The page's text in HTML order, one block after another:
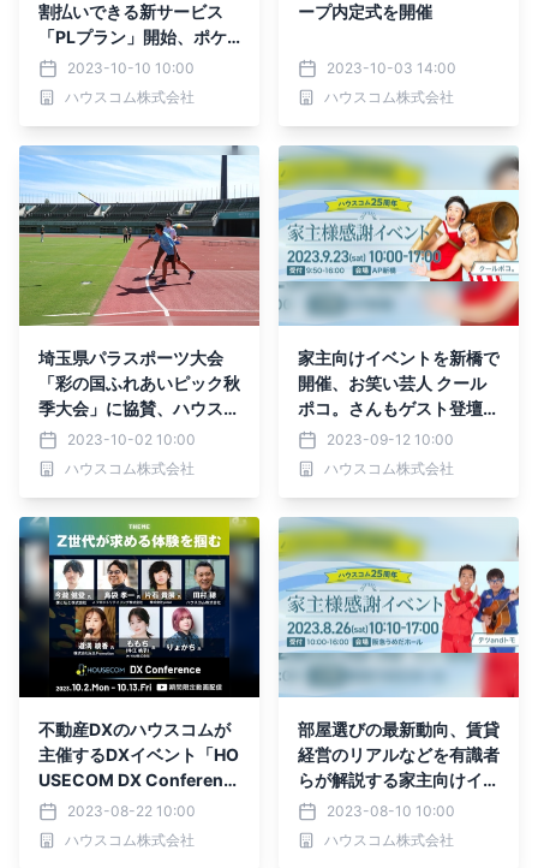
割払いできる新サービス
「PLプラン」開始、ポケ
ットカードと業務提携、ス
マホで完結するQR分割払
いを実現
2023-10-10 10:00
ハウスコム株式会社
ープ内定式を開催
2023-10-03 14:00
ハウスコム株式会社
埼玉県パラスポーツ大会
「彩の国ふれあいピック秋
季大会」に協賛、ハウスコ
ムファームスタッフの澤野
能文さんが50ｍ走などに
出場
2023-10-02 10:00
ハウスコム株式会社
家主向けイベントを新橋で
開催、お笑い芸人 クール
ポコ。さんもゲスト登壇。
相続対策や賃貸経営のリア
ルなど解説
2023-09-12 10:00
ハウスコム株式会社
不動産DXのハウスコムが
主催するDXイベント「HO
USECOM DX Conferenc
e」開催2023-08-22 10:00
ハウスコム株式会社
部屋選びの最新動向、賃貸
経営のリアルなどを有識者
らが解説する家主向けイベ
ントを大阪で開催、お笑い
芸人 テツandトモさんも
ゲスト登壇
2023-08-10 10:00
ハウスコム株式会社